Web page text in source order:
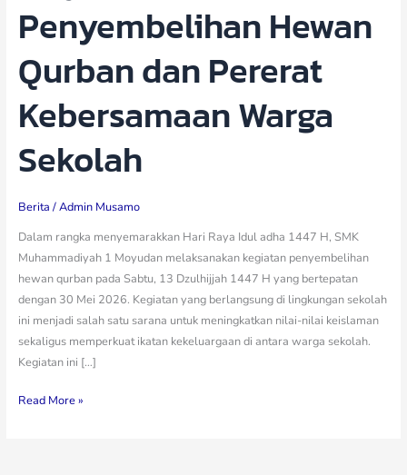
Penyembelihan Hewan
Qurban dan Pererat
Kebersamaan Warga
Sekolah
Berita /Admin Musamo
Dalam rangka menyemarakkan Hari Raya Idul adha 1447 H, SMK
Muhammadiyah 1 Moyudan melaksanakan kegiatan penyembelihan
hewan qurban pada Sabtu, 13 Dzulhijjah 1447 H yang bertepatan
dengan 30 Mei 2026. Kegiatan yang berlangsung di lingkungan sekolah
ini menjadi salah satu sarana untuk meningkatkan nilai-nilai keislaman
sekaligus memperkuat ikatan kekeluargaan di antara warga sekolah.
Kegiatan ini […]
Read More »